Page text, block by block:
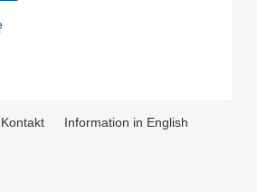
Kontakt Information in English